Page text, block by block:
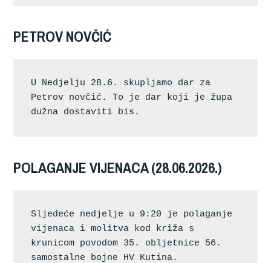
PETROV NOVČIĆ
U Nedjelju 28.6. skupljamo dar za
Petrov novčić. To je dar koji je župa
dužna dostaviti bis.
POLAGANJE VIJENACA (28.06.2026.)
Sljedeće nedjelje u 9:20 je polaganje
vijenaca i molitva kod križa s
krunicom povodom 35. obljetnice 56.
samostalne bojne HV Kutina.